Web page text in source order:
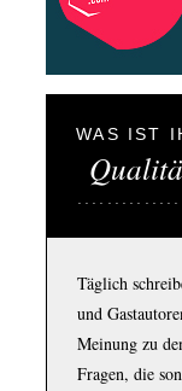
WAS IST
Täglich
und
Meinung zu
Fragen, die